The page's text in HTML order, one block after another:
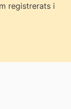
registrerats i